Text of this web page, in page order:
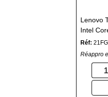
Lenovo
Intel
512 Go
Réf:
Réappro